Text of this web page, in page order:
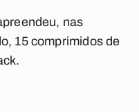
nas
15 comprimidos de